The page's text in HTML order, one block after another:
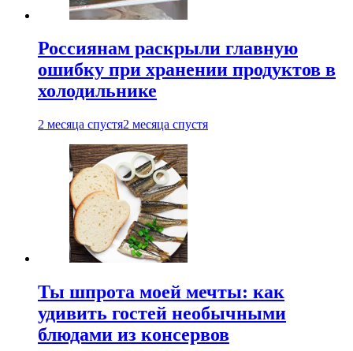
Россиянам раскрыли главную
ошибку при хранении продуктов в
холодильнике
2 месяца спустя2 месяца спустя
Ты шпрота моей мечты: как
удивить гостей необычными
блюдами из консервов